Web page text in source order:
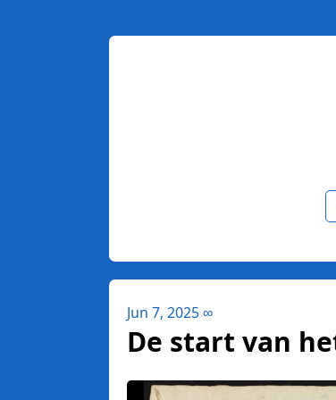
Jun 7, 2025∞
De start van